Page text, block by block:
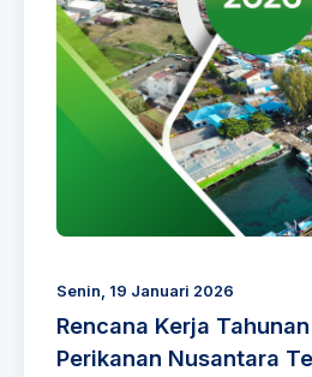
Senin, 19 Januari 2026
Rencana Kerja
Perikanan Nusantara